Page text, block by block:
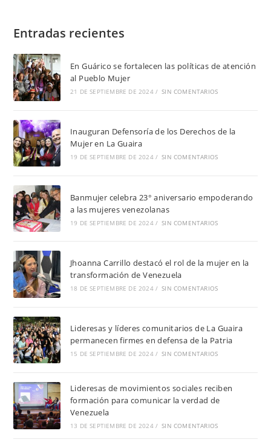
Entradas recientes
En Guárico se fortalecen las políticas de atención
al Pueblo Mujer
21 DE SEPTIEMBRE DE 2024 / SIN COMENTARIOS
Inauguran Defensoría de los Derechos de la
Mujer en La Guaira
19 DE SEPTIEMBRE DE 2024 / SIN COMENTARIOS
Banmujer celebra 23° aniversario empoderando
a las mujeres venezolanas
19 DE SEPTIEMBRE DE 2024 / SIN COMENTARIOS
Jhoanna Carrillo destacó el rol de la mujer en la
transformación de Venezuela
18 DE SEPTIEMBRE DE 2024 / SIN COMENTARIOS
Lideresas y líderes comunitarios de La Guaira
permanecen firmes en defensa de la Patria
15 DE SEPTIEMBRE DE 2024 / SIN COMENTARIOS
Lideresas de movimientos sociales reciben
formación para comunicar la verdad de
Venezuela
13 DE SEPTIEMBRE DE 2024 / SIN COMENTARIOS